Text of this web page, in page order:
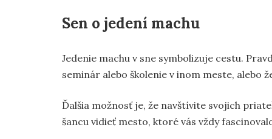
Sen o jedení machu
Jedenie machu v sne symbolizuje cestu.
seminár alebo školenie v inom meste, alebo
Ďalšia možnosť je, že navštívite svojich
šancu vidieť mesto, ktoré vás vždy